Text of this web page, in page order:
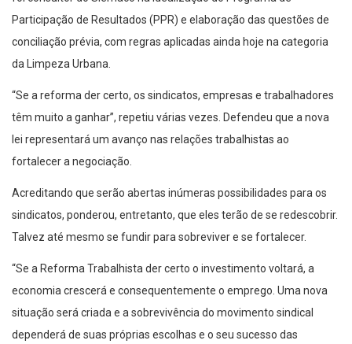
Participação de Resultados (PPR) e elaboração das questões de
conciliação prévia, com regras aplicadas ainda hoje na categoria
da Limpeza Urbana.
“Se a reforma der certo, os sindicatos, empresas e trabalhadores
têm muito a ganhar”, repetiu várias vezes. Defendeu que a nova
lei representará um avanço nas relações trabalhistas ao
fortalecer a negociação.
Acreditando que serão abertas inúmeras possibilidades para os
sindicatos, ponderou, entretanto, que eles terão de se redescobrir.
Talvez até mesmo se fundir para sobreviver e se fortalecer.
“Se a Reforma Trabalhista der certo o investimento voltará, a
economia crescerá e consequentemente o emprego. Uma nova
situação será criada e a sobrevivência do movimento sindical
dependerá de suas próprias escolhas e o seu sucesso das